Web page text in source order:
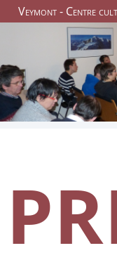
Veymont - Centre